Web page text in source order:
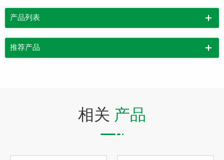
产品列表
推荐产品
相关 产品